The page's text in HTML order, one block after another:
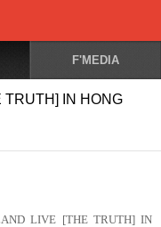
F'MEDIA
TRUTH] IN HONG
LIVE [THE TRUTH] IN